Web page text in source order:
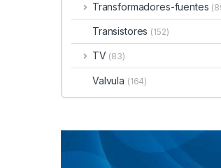
Transformadores-fuentes
Transistores (152)
TV (83)
Valvula (164)